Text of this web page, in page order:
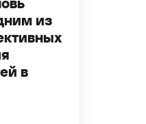
из
в